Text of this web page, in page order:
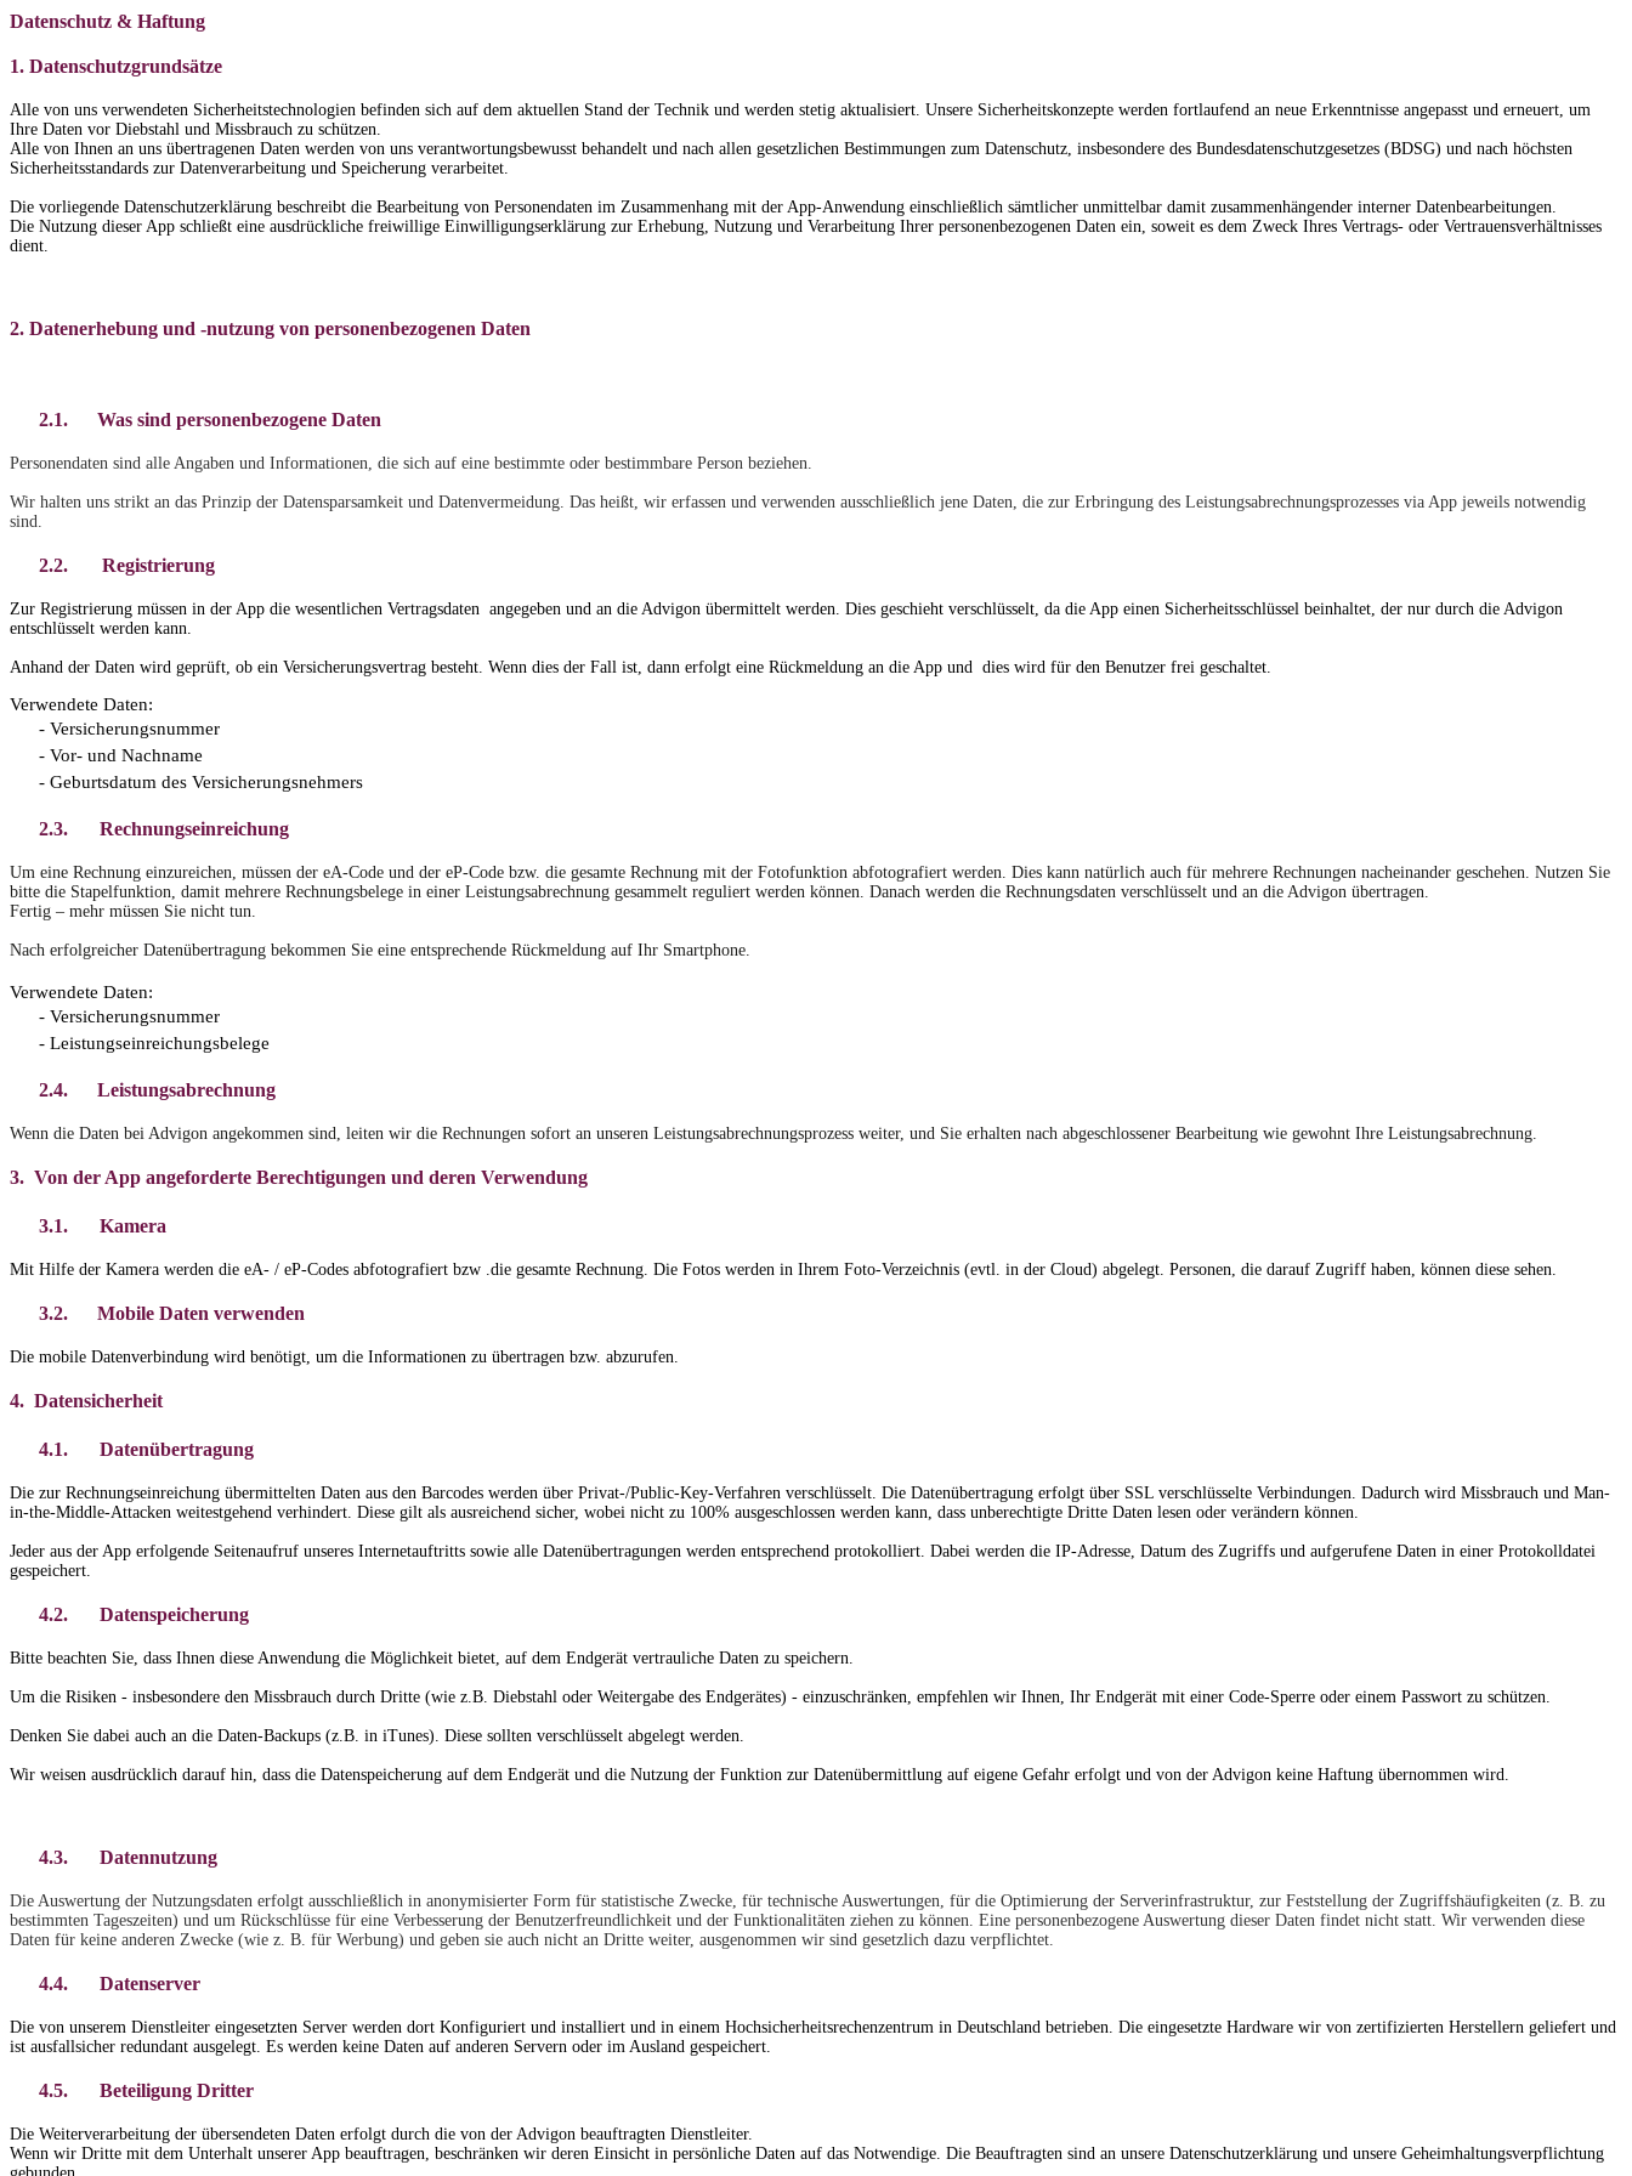
Datenschutz & Haftung
1. Datenschutzgrundsätze
Alle von uns verwendeten Sicherheitstechnologien befinden sich auf dem aktuellen Stand der Technik und werden stetig aktualisiert. Unsere Sicherheitskonzepte werden fortlaufend an neue Erkenntnisse angepasst und erneuert, um
Ihre Daten vor Diebstahl und Missbrauch zu schützen.
Alle von Ihnen an uns übertragenen Daten werden von uns verantwortungsbewusst behandelt und nach allen gesetzlichen Bestimmungen zum Datenschutz, insbesondere des Bundesdatenschutzgesetzes (BDSG) und nach höchsten
Sicherheitsstandards zur Datenverarbeitung und Speicherung verarbeitet.
Die vorliegende Datenschutzerklärung beschreibt die Bearbeitung von Personendaten im Zusammenhang mit der App-Anwendung einschließlich sämtlicher unmittelbar damit zusammenhängender interner Datenbearbeitungen.
Die Nutzung dieser App schließt eine ausdrückliche freiwillige Einwilligungserklärung zur Erhebung, Nutzung und Verarbeitung Ihrer personenbezogenen Daten ein, soweit es dem Zweck Ihres Vertrags- oder Vertrauensverhältnisses
dient.
2. Datenerhebung und -nutzung von personenbezogenen Daten
2.1. Was sind personenbezogene Daten
Personendaten sind alle Angaben und Informationen, die sich auf eine bestimmte oder bestimmbare Person beziehen.
Wir halten uns strikt an das Prinzip der Datensparsamkeit und Datenvermeidung. Das heißt, wir erfassen und verwenden ausschließlich jene Daten, die zur Erbringung des Leistungsabrechnungsprozesses via App jeweils notwendig
sind.
2.2. Registrierung
Zur Registrierung müssen in der App die wesentlichen Vertragsdaten angegeben und an die Advigon übermittelt werden. Dies geschieht verschlüsselt, da die App einen Sicherheitsschlüssel beinhaltet, der nur durch die Advigon
entschlüsselt werden kann.
Anhand der Daten wird geprüft, ob ein Versicherungsvertrag besteht. Wenn dies der Fall ist, dann erfolgt eine Rückmeldung an die App und dies wird für den Benutzer frei geschaltet.
Verwendete Daten:
- Versicherungsnummer
- Vor- und Nachname
- Geburtsdatum des Versicherungsnehmers
2.3. Rechnungseinreichung
Um eine Rechnung einzureichen, müssen der eA-Code und der eP-Code bzw. die gesamte Rechnung mit der Fotofunktion abfotografiert werden. Dies kann natürlich auch für mehrere Rechnungen nacheinander geschehen. Nutzen Sie
bitte die Stapelfunktion, damit mehrere Rechnungsbelege in einer Leistungsabrechnung gesammelt reguliert werden können. Danach werden die Rechnungsdaten verschlüsselt und an die Advigon übertragen.
Fertig – mehr müssen Sie nicht tun.
Nach erfolgreicher Datenübertragung bekommen Sie eine entsprechende Rückmeldung auf Ihr Smartphone.
Verwendete Daten:
- Versicherungsnummer
- Leistungseinreichungsbelege
2.4. Leistungsabrechnung
Wenn die Daten bei Advigon angekommen sind, leiten wir die Rechnungen sofort an unseren Leistungsabrechnungsprozess weiter, und Sie erhalten nach abgeschlossener Bearbeitung wie gewohnt Ihre Leistungsabrechnung.
3. Von der App angeforderte Berechtigungen und deren Verwendung
3.1. Kamera
Mit Hilfe der Kamera werden die eA- / eP-Codes abfotografiert bzw .die gesamte Rechnung. Die Fotos werden in Ihrem Foto-Verzeichnis (evtl. in der Cloud) abgelegt. Personen, die darauf Zugriff haben, können diese sehen.
3.2. Mobile Daten verwenden
Die mobile Datenverbindung wird benötigt, um die Informationen zu übertragen bzw. abzurufen.
4. Datensicherheit
4.1. Datenübertragung
Die zur Rechnungseinreichung übermittelten Daten aus den Barcodes werden über Privat-/Public-Key-Verfahren verschlüsselt. Die Datenübertragung erfolgt über SSL verschlüsselte Verbindungen. Dadurch wird Missbrauch und Man-
in-the-Middle-Attacken weitestgehend verhindert. Diese gilt als ausreichend sicher, wobei nicht zu 100% ausgeschlossen werden kann, dass unberechtigte Dritte Daten lesen oder verändern können.
Jeder aus der App erfolgende Seitenaufruf unseres Internetauftritts sowie alle Datenübertragungen werden entsprechend protokolliert. Dabei werden die IP-Adresse, Datum des Zugriffs und aufgerufene Daten in einer Protokolldatei
gespeichert.
4.2. Datenspeicherung
Bitte beachten Sie, dass Ihnen diese Anwendung die Möglichkeit bietet, auf dem Endgerät vertrauliche Daten zu speichern.
Um die Risiken - insbesondere den Missbrauch durch Dritte (wie z.B. Diebstahl oder Weitergabe des Endgerätes) - einzuschränken, empfehlen wir Ihnen, Ihr Endgerät mit einer Code-Sperre oder einem Passwort zu schützen.
Denken Sie dabei auch an die Daten-Backups (z.B. in iTunes). Diese sollten verschlüsselt abgelegt werden.
Wir weisen ausdrücklich darauf hin, dass die Datenspeicherung auf dem Endgerät und die Nutzung der Funktion zur Datenübermittlung auf eigene Gefahr erfolgt und von der Advigon keine Haftung übernommen wird.
4.3. Datennutzung
Die Auswertung der Nutzungsdaten erfolgt ausschließlich in anonymisierter Form für statistische Zwecke, für technische Auswertungen, für die Optimierung der Serverinfrastruktur, zur Feststellung der Zugriffshäufigkeiten (z. B. zu
bestimmten Tageszeiten) und um Rückschlüsse für eine Verbesserung der Benutzerfreundlichkeit und der Funktionalitäten ziehen zu können. Eine personenbezogene Auswertung dieser Daten findet nicht statt. Wir verwenden diese
Daten für keine anderen Zwecke (wie z. B. für Werbung) und geben sie auch nicht an Dritte weiter, ausgenommen wir sind gesetzlich dazu verpflichtet.
4.4. Datenserver
Die von unserem Dienstleiter eingesetzten Server werden dort Konfiguriert und installiert und in einem Hochsicherheitsrechenzentrum in Deutschland betrieben. Die eingesetzte Hardware wir von zertifizierten Herstellern geliefert und
ist ausfallsicher redundant ausgelegt. Es werden keine Daten auf anderen Servern oder im Ausland gespeichert.
4.5. Beteiligung Dritter
Die Weiterverarbeitung der übersendeten Daten erfolgt durch die von der Advigon beauftragten Dienstleiter.
Wenn wir Dritte mit dem Unterhalt unserer App beauftragen, beschränken wir deren Einsicht in persönliche Daten auf das Notwendige. Die Beauftragten sind an unsere Datenschutzerklärung und unsere Geheimhaltungsverpflichtung